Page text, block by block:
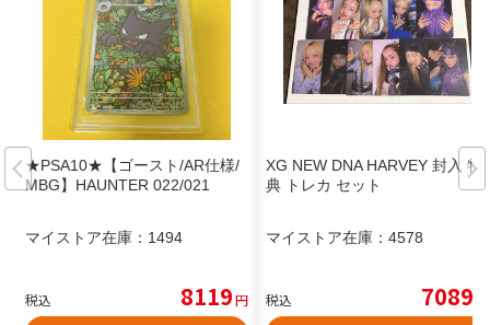
★PSA10★【ゴースト/AR仕様/
MBG】HAUNTER 022/021
マイストア在庫： 1494
税込 8119円
XG NEW DNA HARVEY 封入 特
典 トレカ セット
マイストア在庫： 4578
税込 7089